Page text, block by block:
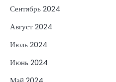
Сентябрь 2024
Август 2024
Июль 2024
Июнь 2024